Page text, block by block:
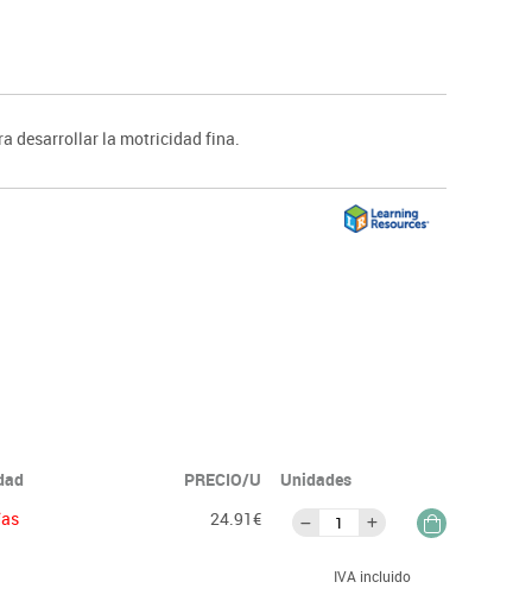
desarrollar la motricidad fina.
PRECIO/U
Unidades
24.91€
IVA incluido